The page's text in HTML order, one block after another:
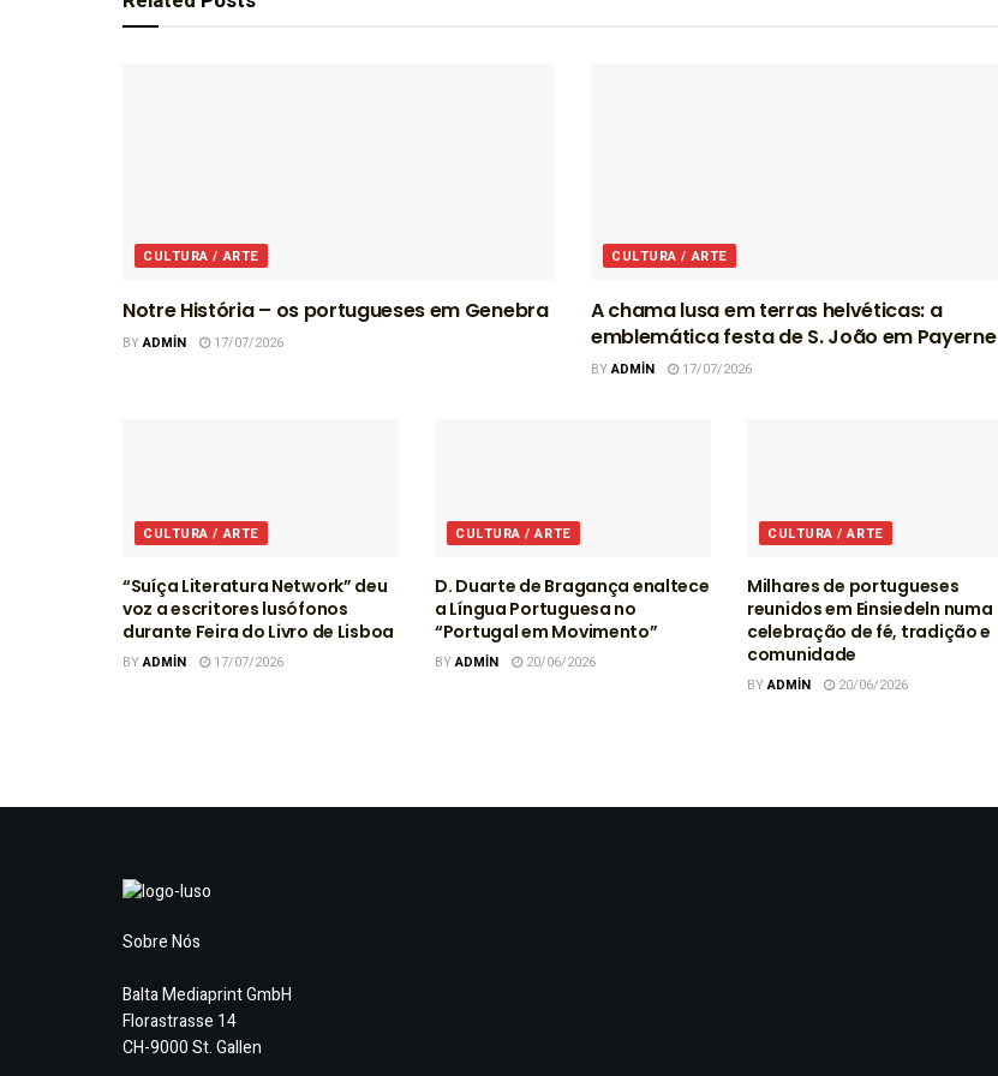
CULTURA / ARTE
Notre História – os portugueses em Genebra
BYADMIN 17/07/2026
CULTURA / ARTE
A chama lusa em terras helvéticas: a
emblemática festa de S. João em Payerne
BYADMIN 17/07/2026
CULTURA / ARTE
“Suíça Literatura Network” deu
voz a escritores lusófonos
durante Feira do Livro de Lisboa
BYADMIN 17/07/2026
CULTURA / ARTE
D. Duarte de Bragança enaltece
a Língua Portuguesa no
“Portugal em Movimento”
BYADMIN 20/06/2026
CULTURA / ARTE
Milhares de portugueses
reunidos em Einsiedeln numa
celebração de fé, tradição e
comunidade
BYADMIN 20/06/2026
Sobre Nós
Balta Mediaprint GmbH
Florastrasse 14
CH-9000 St. Gallen